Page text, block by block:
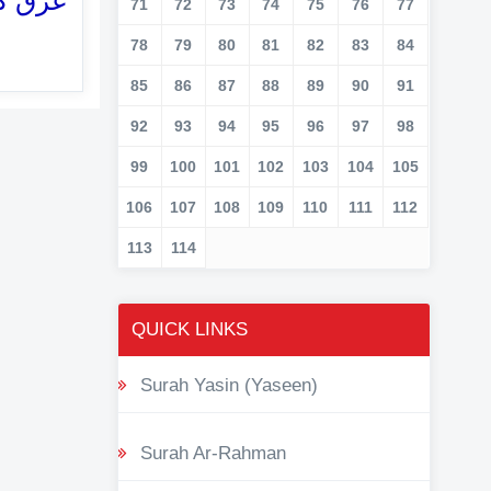
71 72 73 74 75 76 77
78 79 80 81 82 83 84
85 86 87 88 89 90 91
92 93 94 95 96 97 98
99 100 101 102 103 104 105
106 107 108 109 110 111 112
113 114
QUICK LINKS
Surah Yasin (Yaseen)
Surah Ar-Rahman